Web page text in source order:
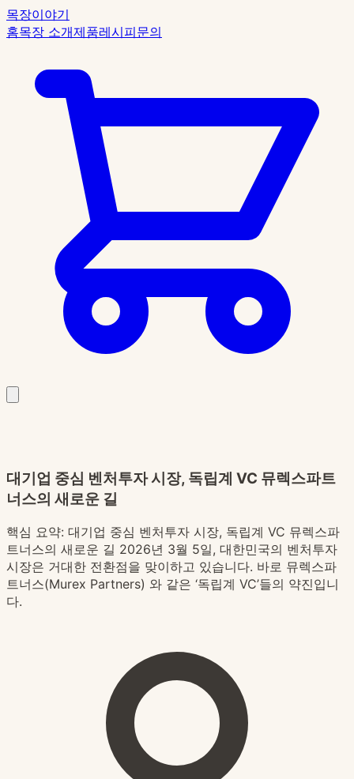
목장이야기
홈목장 소개제품레시피문의
대기업 중심 벤처투자 시장, 독립계 VC 뮤렉스파트
너스의 새로운 길
핵심 요약: 대기업 중심 벤처투자 시장, 독립계 VC 뮤렉스파
트너스의 새로운 길 2026년 3월 5일, 대한민국의 벤처투자
시장은 거대한 전환점을 맞이하고 있습니다. 바로 뮤렉스파
트너스(Murex Partners) 와 같은 ‘독립계 VC’들의 약진입니
다.